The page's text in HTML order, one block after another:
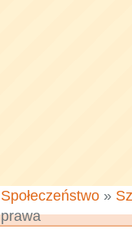
Społeczeństwo »
prawa